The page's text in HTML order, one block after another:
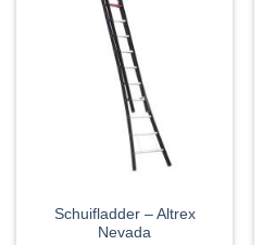
Schuifladder – Altrex
Nevada